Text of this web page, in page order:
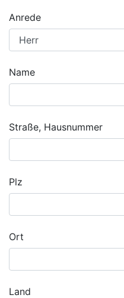
Anrede
Name
Straße, Hausnummer
Plz
Ort
Land